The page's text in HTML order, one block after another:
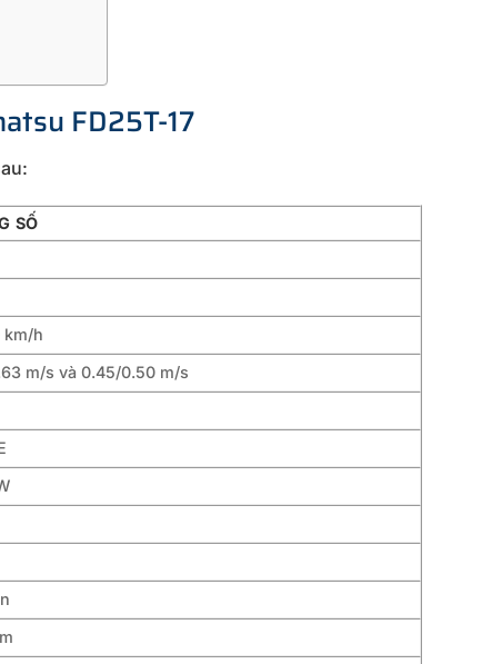
FD25T-17
SỐ
km/h
m/s và 0.45/0.50 m/s